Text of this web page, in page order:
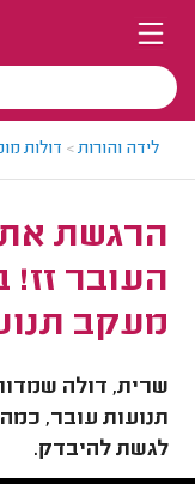
לידה והורות> דולות
הרגשת את
העובר
מעקב
שרית, דולה
תנועות עובר,
לגשת להיבדק.